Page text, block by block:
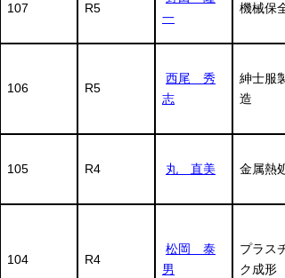
107 R5
一
機械保
106 R5
西尾 秀
志
紳士服製
造
105 R4 丸 直美 金属熱
104 R4
松岡 泰
男
プラス
ク成形